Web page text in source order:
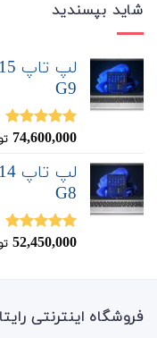
شاید بپسندید
G9
نمره5.00
74,600,000
G8
نمره5.00
52,450,000
فروشگاه اینترنتی